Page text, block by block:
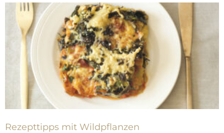
Rezepttipps mit Wildpflanzen